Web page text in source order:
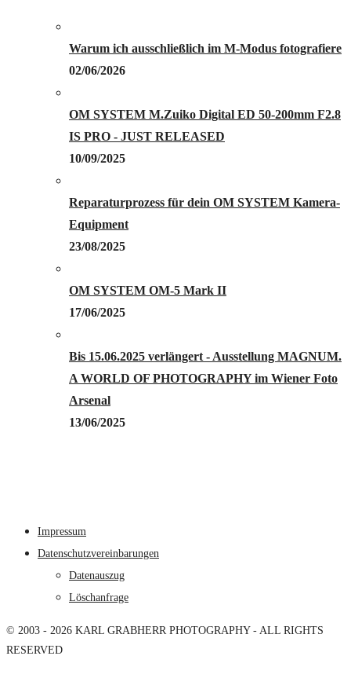
Warum ich ausschließlich im M-Modus fotografiere
02/06/2026
OM SYSTEM M.Zuiko Digital ED 50-200mm F2.8
IS PRO - JUST RELEASED
10/09/2025
Reparaturprozess für dein OM SYSTEM Kamera-
Equipment
23/08/2025
OM SYSTEM OM-5 Mark II
17/06/2025
Bis 15.06.2025 verlängert - Ausstellung MAGNUM.
A WORLD OF PHOTOGRAPHY im Wiener Foto
Arsenal
13/06/2025
Impressum
Datenschutzvereinbarungen
Datenauszug
Löschanfrage
© 2003 - 2026 KARL GRABHERR PHOTOGRAPHY - ALL RIGHTS
RESERVED